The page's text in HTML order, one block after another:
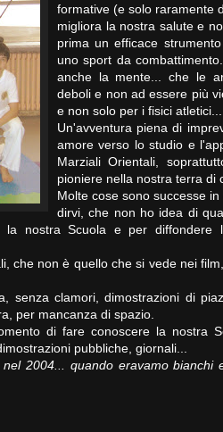
formative (e solo raramente
migliora la nostra salute e
prima un efficace
uno sport da
anche la mente... che le
deboli e non ad essere più
e non solo per i fisici atletici...
Un'avventura piena di
amore verso lo studio e
Marziali Orientali,
pioniere nella nostra terra di
Molte cose sono successe
dirvi, che non ho idea di
nostra Scuola e per diffondere
che non è quello che si vede nei
senza clamori, dimostrazioni di
per mancanza di spazio.
di fare conoscere la nostra
pubbliche, giornali...
2004... quando eravamo